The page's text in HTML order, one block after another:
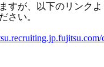
すが、以下のリンク
さい。